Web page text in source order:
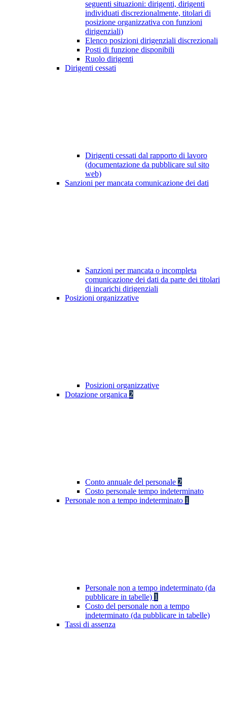
seguenti situazioni: dirigenti, dirigenti
individuati discrezionalmente, titolari di
posizione organizzativa con funzioni
dirigenziali)
Elenco posizioni dirigenziali discrezionali
Posti di funzione disponibili
Ruolo dirigenti
Dirigenti cessati
Dirigenti cessati dal rapporto di lavoro
(documentazione da pubblicare sul sito
web)
Sanzioni per mancata comunicazione dei dati
Sanzioni per mancata o incompleta
comunicazione dei dati da parte dei titolari
di incarichi dirigenziali
Posizioni organizzative
Posizioni organizzative
Dotazione organica 2
Conto annuale del personale 2
Costo personale tempo indeterminato
Personale non a tempo indeterminato 1
Personale non a tempo indeterminato (da
pubblicare in tabelle) 1
Costo del personale non a tempo
indeterminato (da pubblicare in tabelle)
Tassi di assenza